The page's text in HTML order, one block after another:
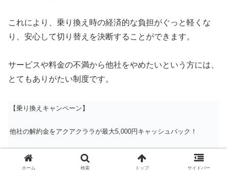
これにより、乗り換え時の経済的な負担がぐっと軽くな
り、安心して切り替えを決断することができます。
サービスや料金の不満から他社をやめたいという方には、
とてもありがたい制度です。
【乗り換えキャンペーン】
他社の解約金をアクアクララが最大5,000円キャッシュバック！
ホーム 検索 トップ サイドバー